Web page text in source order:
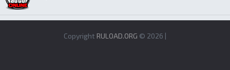
Copyright RULOAD.ORG © 2026 |